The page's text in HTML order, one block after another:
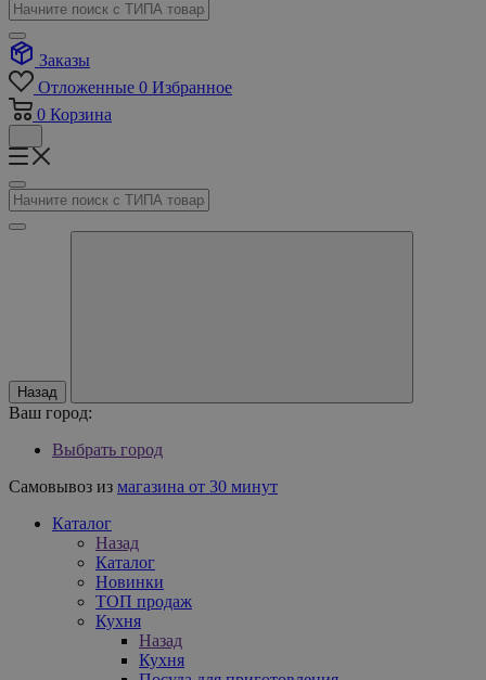
Заказы
Отложенные 0 Избранное
0 Корзина
Назад
Ваш город:
Выбрать город
Самовывоз из магазина от 30 минут
Каталог
Назад
Каталог
Новинки
ТОП продаж
Кухня
Назад
Кухня